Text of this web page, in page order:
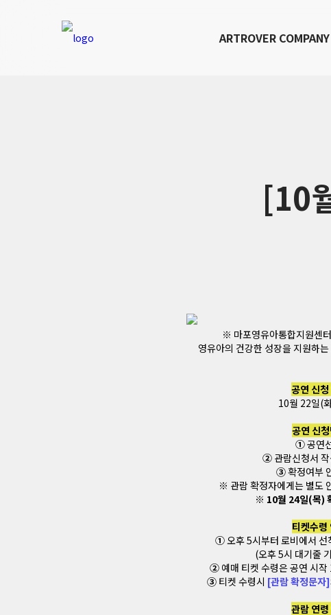
ARTROVER COMPANY
[10
※ 마포영유아통합지원센
영유아의 건강한 성장을 지원하
공연 신청
10월 22일(
공연 신
①공연
② 관람신청서
③확정여부
※ 관람 확정자에게는 별도
※ 10월 24일(목)
티켓수령
①오후 5시부터 로비에서
(오후 5시 대기줄
② 예매 티켓 수령은 공연 시
③티켓 수령시 [관람 확정문자]
관람 연령